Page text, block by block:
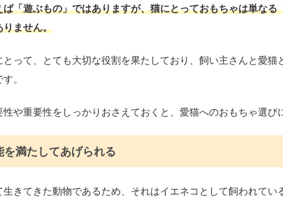
ば「遊ぶもの」ではありますが、猫にとっておもちゃは単なる
りません。
って、とても大切な役割を果たしており、飼い主さんと愛猫
。
や重要性をしっかりおさえておくと、愛猫へのおもちゃ選び
を満たしてあげられる
きてきた動物であるため、それはイエネコとして飼われてい